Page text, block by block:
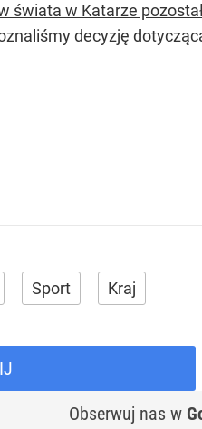
świata w Katarze
decyzję
Sport Kraj
Obserwuj nas w